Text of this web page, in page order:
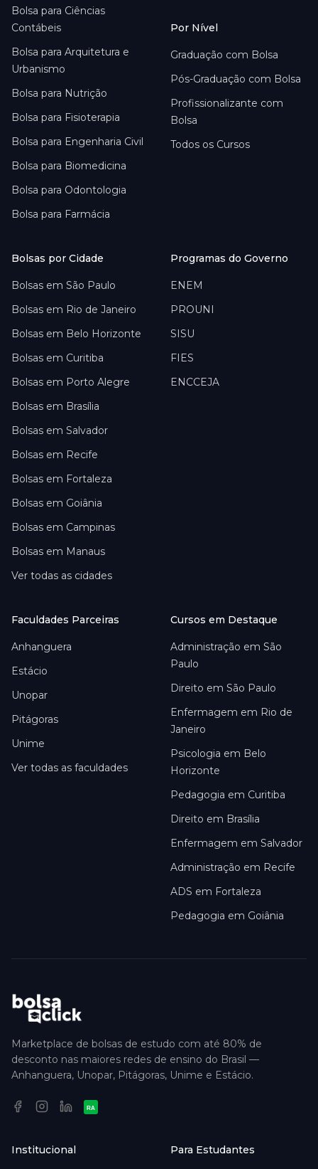
Bolsa para Ciências
Contábeis
Bolsa para Arquitetura e
Urbanismo
Bolsa para Nutrição
Bolsa para Fisioterapia
Bolsa para Engenharia Civil
Bolsa para Biomedicina
Bolsa para Odontologia
Bolsa para Farmácia
Por Nível
Graduação com Bolsa
Pós-Graduação com Bolsa
Profissionalizante com
Bolsa
Todos os Cursos
Bolsas por Cidade
Bolsas em São Paulo
Bolsas em Rio de Janeiro
Bolsas em Belo Horizonte
Bolsas em Curitiba
Bolsas em Porto Alegre
Bolsas em Brasília
Bolsas em Salvador
Bolsas em Recife
Bolsas em Fortaleza
Bolsas em Goiânia
Bolsas em Campinas
Bolsas em Manaus
Ver todas as cidades
Programas do Governo
ENEM
PROUNI
SISU
FIES
ENCCEJA
Faculdades Parceiras
Anhanguera
Estácio
Unopar
Pitágoras
Unime
Ver todas as faculdades
Cursos em Destaque
Administração em São
Paulo
Direito em São Paulo
Enfermagem em Rio de
Janeiro
Psicologia em Belo
Horizonte
Pedagogia em Curitiba
Direito em Brasília
Enfermagem em Salvador
Administração em Recife
ADS em Fortaleza
Pedagogia em Goiânia
Marketplace de bolsas de estudo com até 80% de
desconto nas maiores redes de ensino do Brasil —
Anhanguera, Unopar, Pitágoras, Unime e Estácio.
RA
Institucional Para Estudantes